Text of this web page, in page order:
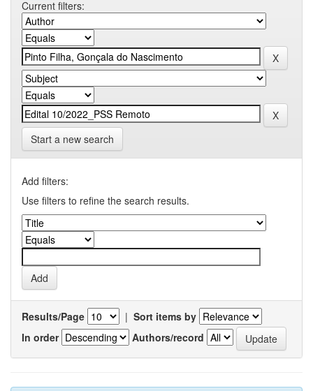
Current filters:
Start a new search
Add filters:
Use filters to refine the search results.
Results/Page | Sort items by
In order
Authors/record